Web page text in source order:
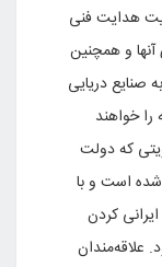
هدایت فنی
آنها و همچنین
صنایع دریایی
خواهند
که دولت
شده است و با
کردن
علاقه‌مندان